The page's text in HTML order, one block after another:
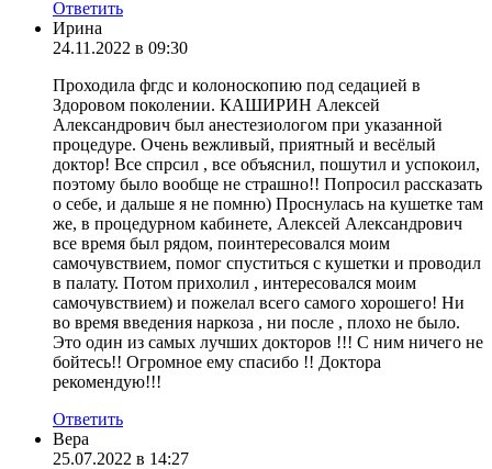
Ответить
Ирина
24.11.2022 в 09:30
Проходила фгдс и колоноскопию под седацией в
Здоровом поколении. КАШИРИН Алексей
Александрович был анестезиологом при указанной
процедуре. Очень вежливый, приятный и весёлый
доктор! Все спрсил , все объяснил, пошутил и успокоил,
поэтому было вообще не страшно!! Попросил рассказать
о себе, и дальше я не помню) Проснулась на кушетке там
же, в процедурном кабинете, Алексей Александрович
все время был рядом, поинтересовался моим
самочувствием, помог спуститься с кушетки и проводил
в палату. Потом прихолил , интересовался моим
самочувствием) и пожелал всего самого хорошего! Ни
во время введения наркоза , ни после , плохо не было.
Это один из самых лучших докторов !!! С ним ничего не
бойтесь!! Огромное ему спасибо !! Доктора
рекомендую!!!
Ответить
Вера
25.07.2022 в 14:27